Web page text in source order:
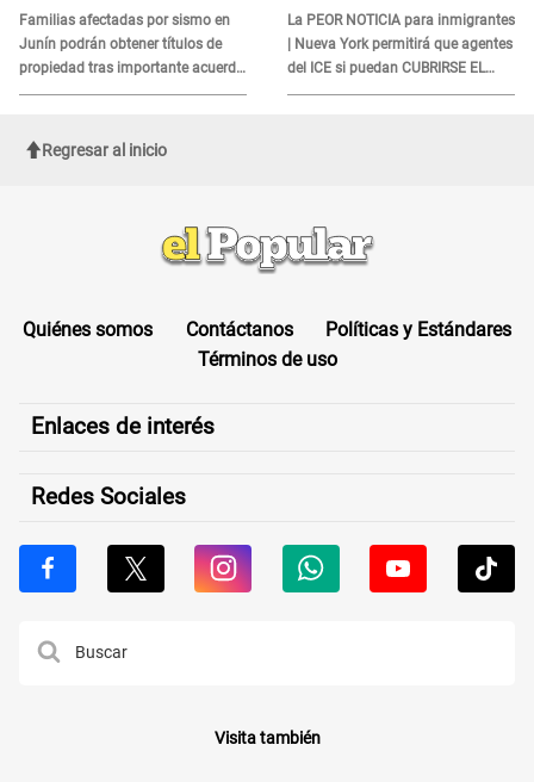
Familias afectadas por sismo en
Junín podrán obtener títulos de
propiedad tras importante acuerdo
de Cofopri
DOCUMENTO
La PEOR NOTICIA para inmigrantes
| Nueva York permitirá que agentes
del ICE si puedan CUBRIRSE EL
ROSTRO
Regresar al inicio
Quiénes somos Contáctanos
Políticas y Estándares
Términos de uso
Enlaces de interés
Redes Sociales
Visita también